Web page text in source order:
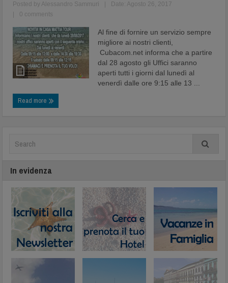
Posted by Alessandro Sammuri
Date: Agosto 26, 2017
0 comments
Al fine di fornire un servizio sempre
migliore ai nostri clienti,
Cubacom.net informa che a partire
dal 28 agosto gli Uffici saranno
aperti tutti i giorni dal lunedì al
venerdì dalle ore 9:15 alle 13 ...
Read more
In evidenza